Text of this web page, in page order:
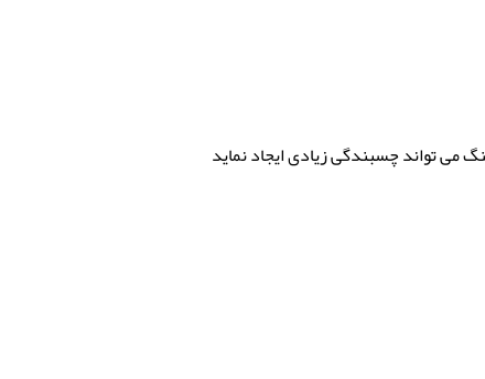
می تواند چسبندگی زیادی ایجاد نماید